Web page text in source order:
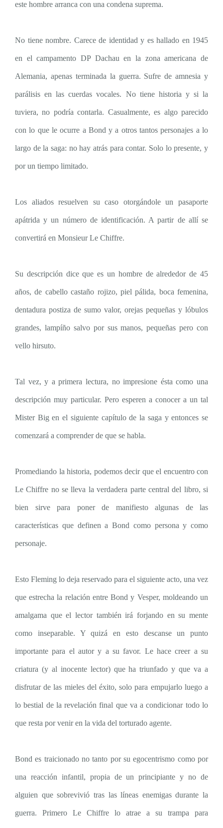
este hombre arranca con una condena suprema.
No tiene nombre. Carece de identidad y es hallado en 1945
en el campamento DP Dachau en la zona americana de
Alemania, apenas terminada la guerra. Sufre de amnesia y
parálisis en las cuerdas vocales. No tiene historia y si la
tuviera, no podría contarla. Casualmente, es algo parecido
con lo que le ocurre a Bond y a otros tantos personajes a lo
largo de la saga: no hay atrás para contar. Solo lo presente, y
por un tiempo limitado.
Los aliados resuelven su caso otorgándole un pasaporte
apátrida y un número de identificación. A partir de allí se
convertirá en Monsieur Le Chiffre.
Su descripción dice que es un hombre de alrededor de 45
años, de cabello castaño rojizo, piel pálida, boca femenina,
dentadura postiza de sumo valor, orejas pequeñas y lóbulos
grandes, lampíño salvo por sus manos, pequeñas pero con
vello hirsuto.
Tal vez, y a primera lectura, no impresione ésta como una
descripción muy particular. Pero esperen a conocer a un tal
Mister Big en el siguiente capítulo de la saga y entonces se
comenzará a comprender de que se habla.
Promediando la historia, podemos decir que el encuentro con
Le Chiffre no se lleva la verdadera parte central del libro, si
bien sirve para poner de manifiesto algunas de las
características que definen a Bond como persona y como
personaje.
Esto Fleming lo deja reservado para el siguiente acto, una vez
que estrecha la relación entre Bond y Vesper, moldeando un
amalgama que el lector también irá forjando en su mente
como inseparable. Y quizá en esto descanse un punto
importante para el autor y a su favor. Le hace creer a su
criatura (y al inocente lector) que ha triunfado y que va a
disfrutar de las mieles del éxito, solo para empujarlo luego a
lo bestial de la revelación final que va a condicionar todo lo
que resta por venir en la vida del torturado agente.
Bond es traicionado no tanto por su egocentrismo como por
una reacción infantil, propia de un principiante y no de
alguien que sobrevivió tras las líneas enemigas durante la
guerra. Primero Le Chiffre lo atrae a su trampa para